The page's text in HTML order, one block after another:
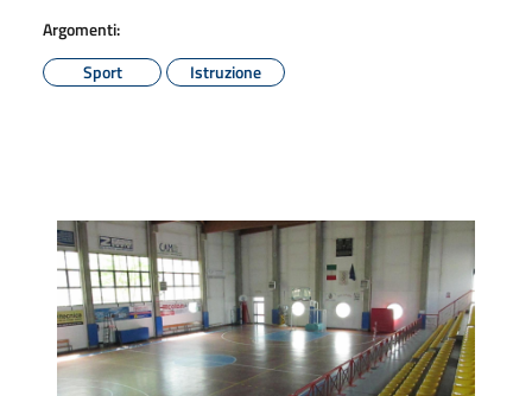
Argomenti:
Sport
Istruzione